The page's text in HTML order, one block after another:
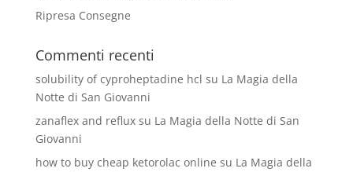
Ripresa Consegne
Commenti recenti
solubility of cyproheptadine hcl su La Magia della
Notte di San Giovanni
zanaflex and refluxsu La Magia della Notte di San
Giovanni
how to buy cheap ketorolac online su La Magia della